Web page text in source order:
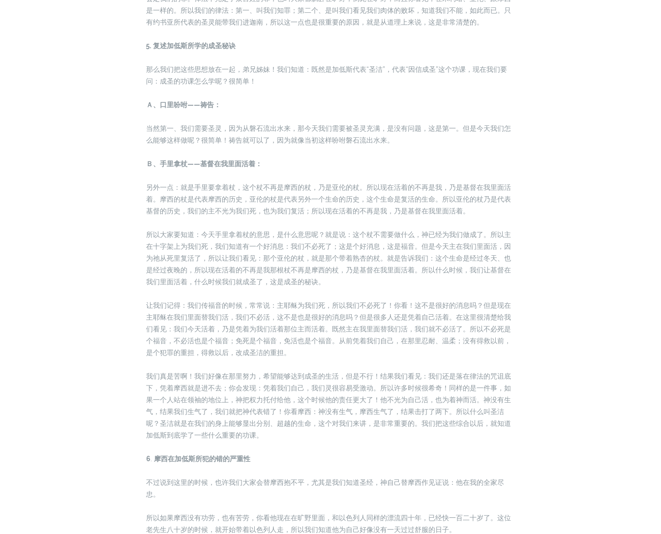
是一样的。所以我们的律法：第一、叫我们知罪；第二个、是叫我们看见我们肉体的败坏，知道我们不能，如此而已。只
有约书亚所代表的圣灵能带我们进迦南，所以这一点也是很重要的原因，就是从道理上来说，这是非常清楚的。
5. 复述加低斯所学的成圣秘诀
那么我们把这些思想放在一起，弟兄姊妹！我们知道：既然是加低斯代表“圣洁”，代表“因信成圣”这个功课，现在我们要
问：成圣的功课怎么学呢？很简单！
Ａ、口里吩咐——祷告：
当然第一、我们需要圣灵，因为从磐石流出水来，那今天我们需要被圣灵充满，是没有问题，这是第一。但是今天我们怎
么能够这样做呢？很简单！祷告就可以了，因为就像当初这样吩咐磐石流出水来。
Ｂ、手里拿杖——基督在我里面活着：
另外一点：就是手里要拿着杖，这个杖不再是摩西的杖，乃是亚伦的杖。所以现在活着的不再是我，乃是基督在我里面活
着。摩西的杖是代表摩西的历史，亚伦的杖是代表另外一个生命的历史，这个生命是复活的生命。所以亚伦的杖乃是代表
基督的历史，我们的主不光为我们死，也为我们复活；所以现在活着的不再是我，乃是基督在我里面活着。
所以大家要知道：今天手里拿着杖的意思，是什么意思呢？就是说：这个杖不需要做什么，神已经为我们做成了。所以主
在十字架上为我们死，我们知道有一个好消息：我们不必死了；这是个好消息，这是福音。但是今天主在我们里面活，因
为祂从死里复活了，所以让我们看见：那个亚伦的杖，就是那个带着熟杏的杖。就是告诉我们：这个生命是经过冬天、也
是经过夜晚的，所以现在活着的不再是我那根杖不再是摩西的杖，乃是基督在我里面活着。所以什么时候，我们让基督在
我们里面活着，什么时候我们就成圣了，这是成圣的秘诀。
让我们记得：我们传福音的时候，常常说：主耶稣为我们死，所以我们不必死了！你看！这不是很好的消息吗？但是现在
主耶稣在我们里面替我们活，我们不必活，这不是也是很好的消息吗？但是很多人还是凭着自己活着。在这里很清楚给我
们看见：我们今天活着，乃是凭着为我们活着那位主而活着。既然主在我里面替我们活，我们就不必活了。所以不必死是
个福音，不必活也是个福音；免死是个福音，免活也是个福音。从前凭着我们自己，在那里忍耐、温柔；没有得救以前，
是个犯罪的重担，得救以后，改成圣洁的重担。
我们真是苦啊！我们好像在那里努力，希望能够达到成圣的生活，但是不行！结果我们看见：我们还是落在律法的咒诅底
下，凭着摩西就是进不去；你会发现：凭着我们自己，我们灵很容易受激动。所以许多时候很希奇！同样的是一件事，如
果一个人站在领袖的地位上，神把权力托付给他，这个时候他的责任更大了！他不光为自己活，也为着神而活。神没有生
气，结果我们生气了，我们就把神代表错了！你看摩西：神没有生气，摩西生气了，结果击打了两下。所以什么叫圣洁
呢？圣洁就是在我们的身上能够显出分别、超越的生命，这个对我们来讲，是非常重要的。我们把这些综合以后，就知道
加低斯到底学了一些什么重要的功课。
6 摩西在加低斯所犯的错的严重性
不过说到这里的时候，也许我们大家会替摩西抱不平，尤其是我们知道圣经，神自己替摩西作见证说：他在我的全家尽
忠。
所以如果摩西没有功劳，也有苦劳，你看他现在在旷野里面，和以色列人同样的漂流四十年，已经快一百二十岁了。这位
老先生八十岁的时候，就开始带着以色列人走，所以我们知道他为自己好像没有一天过过舒服的日子。